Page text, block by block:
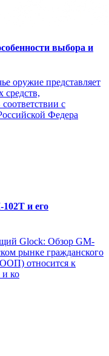
выбора и
оружие представляет
средств,
с
Федера
и его
Glock: Обзор GM-
рынке гражданского
относится к
и ко